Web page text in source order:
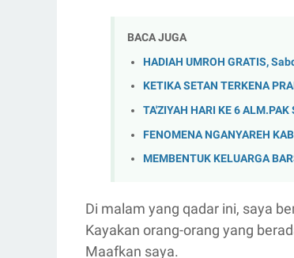
BACA JUGA
HADIAH UMROH GRATIS,
KETIKA SETAN TERKENA
TA'ZIYAH HARI KE 6 ALM.PAK
FENOMENA NGANYAREH
MEMBENTUK KELUARGA
Di malam yang qadar ini, saya
Kayakan orang-orang yang
Maafkan saya.